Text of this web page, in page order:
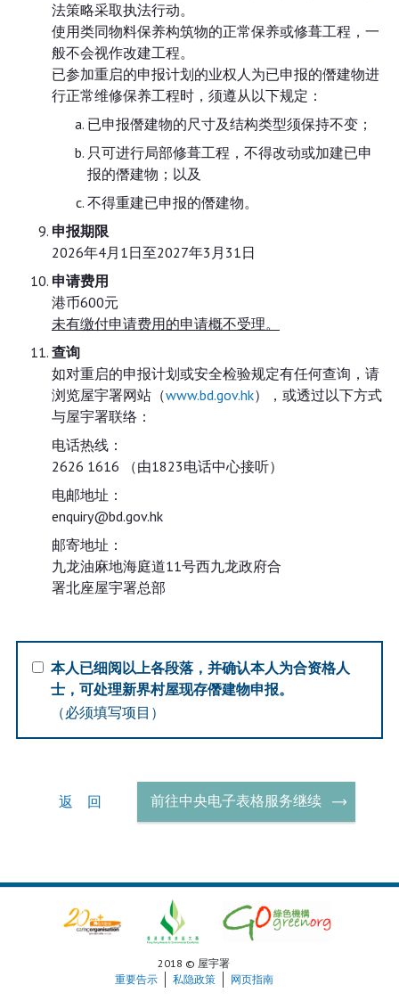
法策略采取执法行动。
使用类同物料保养构筑物的正常保养或修葺工程，一
般不会视作改建工程。
已参加重启的申报计划的业权人为已申报的僭建物进
行正常维修保养工程时，须遵从以下规定：
已申报僭建物的尺寸及结构类型须保持不变；
只可进行局部修葺工程，不得改动或加建已申
报的僭建物；以及
不得重建已申报的僭建物。
申报期限
2026年4月1日至2027年3月31日
申请费用
港币600元
未有缴付申请费用的申请概不受理。
查询
如对重启的申报计划或安全检验规定有任何查询，请
浏览屋宇署网站（www.bd.gov.hk），或透过以下方式
与屋宇署联络：
电话热线：
2626 1616 （由1823电话中心接听）
电邮地址：
enquiry@bd.gov.hk
邮寄地址：
九龙油麻地海庭道11号西九龙政府合
署北座屋宇署总部
本人已细阅以上各段落，并确认本人为合资格人
士，可处理新界村屋现存僭建物申报。
（必须填写项目）
返 回 前往中央电子表格服务继续
2018 © 屋宇署
重要告示
私隐政策 网页指南